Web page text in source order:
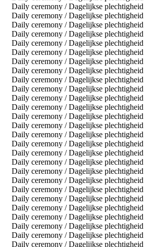
Daily ceremony / Dagelijkse plechtigheid
Daily ceremony / Dagelijkse plechtigheid
Daily ceremony / Dagelijkse plechtigheid
Daily ceremony / Dagelijkse plechtigheid
Daily ceremony / Dagelijkse plechtigheid
Daily ceremony / Dagelijkse plechtigheid
Daily ceremony / Dagelijkse plechtigheid
Daily ceremony / Dagelijkse plechtigheid
Daily ceremony / Dagelijkse plechtigheid
Daily ceremony / Dagelijkse plechtigheid
Daily ceremony / Dagelijkse plechtigheid
Daily ceremony / Dagelijkse plechtigheid
Daily ceremony / Dagelijkse plechtigheid
Daily ceremony / Dagelijkse plechtigheid
Daily ceremony / Dagelijkse plechtigheid
Daily ceremony / Dagelijkse plechtigheid
Daily ceremony / Dagelijkse plechtigheid
Daily ceremony / Dagelijkse plechtigheid
Daily ceremony / Dagelijkse plechtigheid
Daily ceremony / Dagelijkse plechtigheid
Daily ceremony / Dagelijkse plechtigheid
Daily ceremony / Dagelijkse plechtigheid
Daily ceremony / Dagelijkse plechtigheid
Daily ceremony / Dagelijkse plechtigheid
Daily ceremony / Dagelijkse plechtigheid
Daily ceremony / Dagelijkse plechtigheid
Daily ceremony / Dagelijkse plechtigheid